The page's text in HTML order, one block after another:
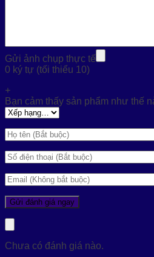
Gửi ảnh chụp thực tế
0 ký tự (tối thiểu 10)
+
Bạn cảm thấy sản phẩm như thế
Chưa có đánh giá nào.